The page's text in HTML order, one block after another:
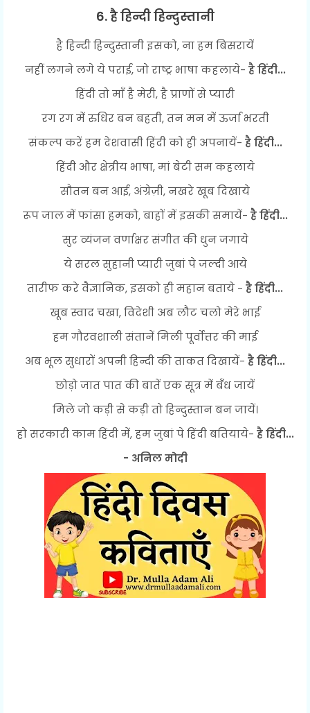
6. है हिन्दी हिन्दुस्तानी
है हिन्दी हिन्दुस्तानी इसको, ना हम बिसरायें
नहीं लगने लगे ये पराई, जो राष्ट्र भाषा कहलाये- है हिंदी...
हिंदी तो माँ है मेरी, है प्राणों से प्यारी
रग रग में रुधिर बन बहती, तन मन में ऊर्जा भरती
संकल्प करें हम देशवासी हिंदी को ही अपनायें- है हिंदी...
हिंदी और क्षेत्रीय भाषा, मां बेटी सम कहलाये
सौतन बन आई, अंग्रेज़ी, नखरे खूब दिखाये
रूप जाल में फांसा हमको, बाहों में इसकी समायें- है हिंदी...
सुर व्यंजन वर्णाक्षर संगीत की धुन जगाये
ये सरल सुहानी प्यारी जुबां पे जल्दी आये
तारीफ करे वैज्ञानिक, इसको ही महान बताये - है हिंदी...
खूब स्वाद चखा, विदेशी अब लौट चलो मेरे भाई
हम गौरवशाली संतानें मिली पूर्वोत्तर की माई
अब भूल सुधारों अपनी हिन्दी की ताकत दिखायें- है हिंदी...
छोड़ो जात पात की बातें एक सूत्र में बँध जायें
मिले जो कड़ी से कड़ी तो हिन्दुस्तान बन जायें।
हो सरकारी काम हिंदी में, हम जुबां पे हिंदी बतियाये- है हिंदी...
- अनिल मोदी